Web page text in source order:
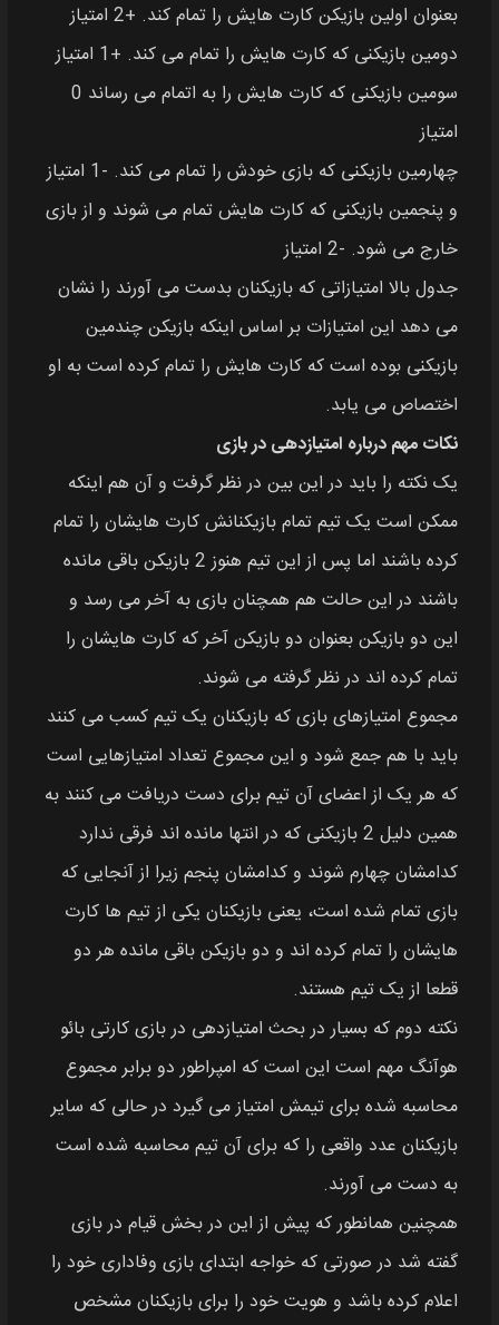
بعنوان اولین بازیکن کارت هایش را تمام کند. +2 امتیاز
دومین بازیکنی که کارت هایش را تمام می کند. +1 امتیاز
سومین بازیکنی که کارت هایش را به اتمام می رساند 0
امتیاز
چهارمین بازیکنی که بازی خودش را تمام می کند. -1 امتیاز
و پنجمین بازیکنی که کارت هایش تمام می شوند و از بازی
خارج می شود. -2 امتیاز
جدول بالا امتیازاتی که بازیکنان بدست می آورند را نشان
می دهد این امتیازات بر اساس اینکه بازیکن چندمین
بازیکنی بوده است که کارت‌ هایش را تمام کرده است به او
اختصاص می یابد.
نکات مهم درباره امتیازدهی در بازی
یک نکته را باید در این بین در نظر گرفت و آن هم اینکه
ممکن است یک تیم تمام بازیکنانش کارت هایشان را تمام
کرده باشند اما پس از این تیم هنوز 2 بازیکن باقی مانده
باشند در این حالت هم همچنان بازی به آخر می رسد و
این دو بازیکن بعنوان دو بازیکن آخر که کارت هایشان را
تمام کرده‌ اند در نظر گرفته می‌ شوند.
مجموع امتیازهای بازی که بازیکنان یک تیم کسب می کنند
باید با هم جمع شود و این مجموع تعداد امتیازهایی است
که هر یک از اعضای آن تیم برای دست دریافت می کنند به
همین دلیل 2 بازیکنی که در انتها مانده‌ اند فرقی ندارد
کدامشان چهارم شوند و کدامشان پنجم زیرا از آنجایی که
بازی تمام شده است، یعنی بازیکنان یکی از تیم‌ ها کارت
هایشان را تمام کرده اند و دو بازیکن باقی مانده هر دو
قطعا از یک تیم هستند.
نکته دوم که بسیار در بحث امتیازدهی در بازی کارتی بائو
هوآنگ مهم است این است که امپراطور دو برابر مجموع
محاسبه شده برای تیمش امتیاز می گیرد در حالی که سایر
بازیکنان عدد واقعی را که برای آن تیم محاسبه شده است
به دست می آورند.
همچنین همانطور که پیش از این در بخش قیام در بازی
گفته شد در صورتی که خواجه ابتدای بازی وفاداری خود را
اعلام کرده باشد و هویت خود را برای بازیکنان مشخص